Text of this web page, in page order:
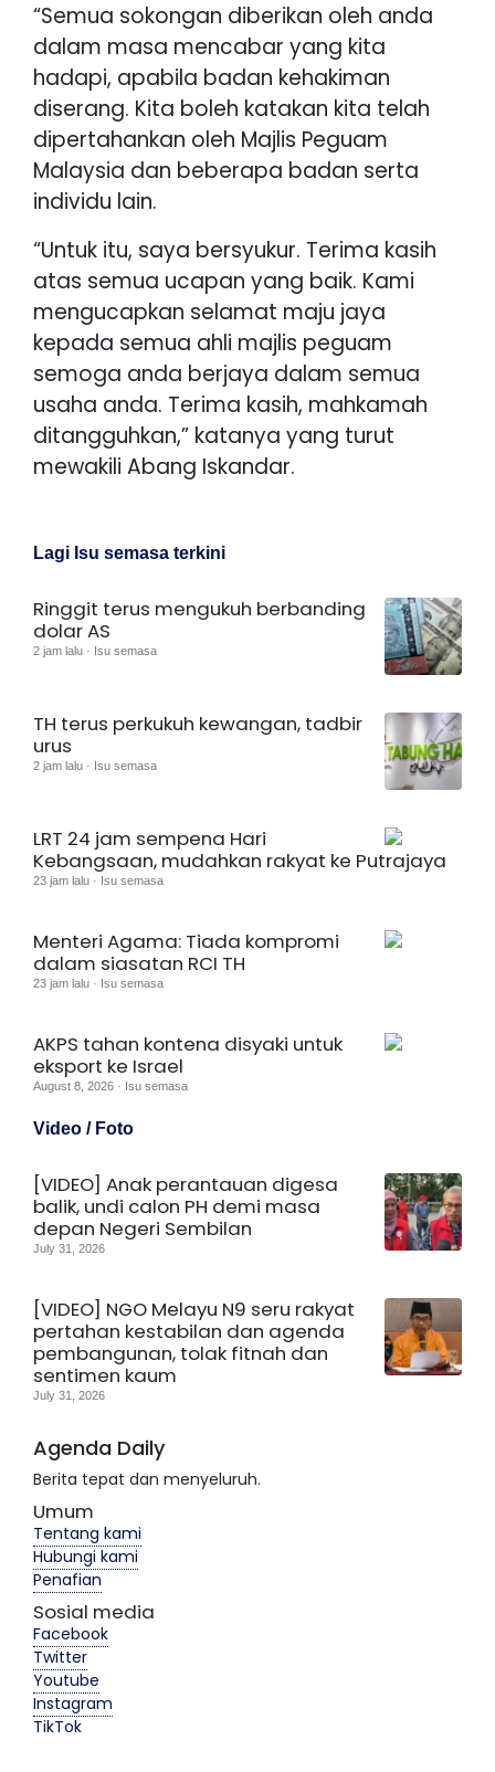
“Semua sokongan diberikan oleh anda
dalam masa mencabar yang kita
hadapi, apabila badan kehakiman
diserang. Kita boleh katakan kita telah
dipertahankan oleh Majlis Peguam
Malaysia dan beberapa badan serta
individu lain.
“Untuk itu, saya bersyukur. Terima kasih
atas semua ucapan yang baik. Kami
mengucapkan selamat maju jaya
kepada semua ahli majlis peguam
semoga anda berjaya dalam semua
usaha anda. Terima kasih, mahkamah
ditangguhkan,” katanya yang turut
mewakili Abang Iskandar.
Lagi Isu semasa terkini
Ringgit terus mengukuh berbanding
dolar AS
2 jam lalu · Isu semasa
TH terus perkukuh kewangan, tadbir
urus
2 jam lalu · Isu semasa
LRT 24 jam sempena Hari
Kebangsaan, mudahkan rakyat ke Putrajaya
23 jam lalu · Isu semasa
Menteri Agama: Tiada kompromi
dalam siasatan RCI TH
23 jam lalu · Isu semasa
AKPS tahan kontena disyaki untuk
eksport ke Israel
August 8, 2026 · Isu semasa
Video / Foto
[VIDEO] Anak perantauan digesa
balik, undi calon PH demi masa
depan Negeri Sembilan
July 31, 2026
[VIDEO] NGO Melayu N9 seru rakyat
pertahan kestabilan dan agenda
pembangunan, tolak fitnah dan
sentimen kaum
July 31, 2026
Agenda Daily
Berita tepat dan menyeluruh.
Umum
Tentang kami
Hubungi kami
Penafian
Sosial media
Facebook
Twitter
Youtube
Instagram
TikTok